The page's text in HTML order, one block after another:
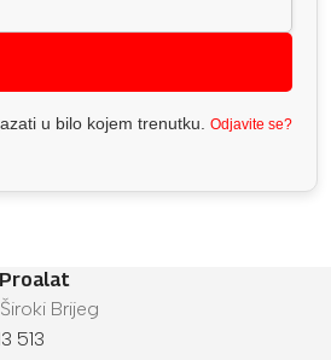
u bilo kojem trenutku. Odjavite se?
Brijeg
513